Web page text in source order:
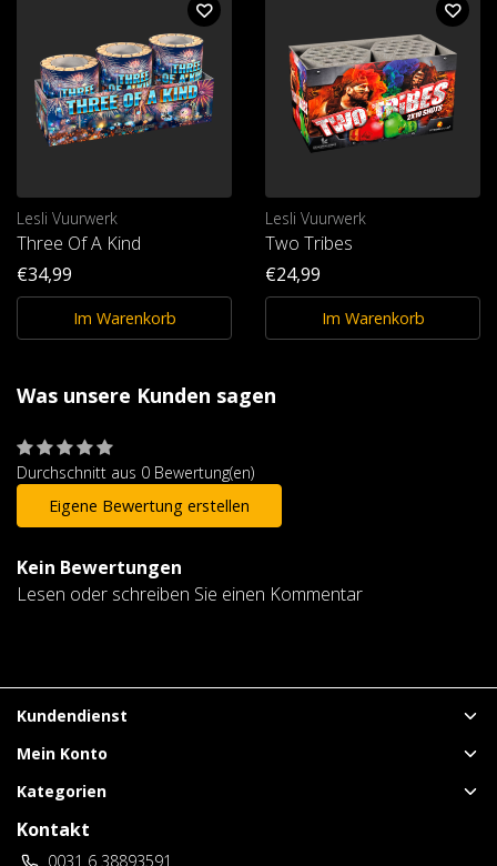
Lesli Vuurwerk
Three Of A Kind
€34,99
Im Warenkorb
Lesli Vuurwerk
Two Tribes
€24,99
Im Warenkorb
Was unsere Kunden sagen
Durchschnitt aus 0 Bewertung(en)
Eigene Bewertung erstellen
Kein Bewertungen
Lesen oder schreiben Sie einen Kommentar
Kundendienst
Mein Konto
Kategorien
Kontakt
0031 6 38893591